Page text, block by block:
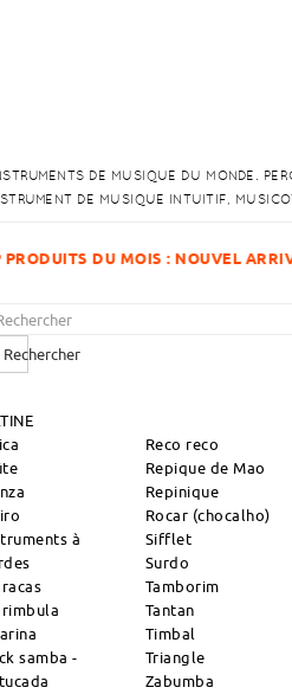
DE MUSIQUE DU MONDE.
DE MUSIQUE INTUITIF,
DE BOLS CHANTANTS !
Rechercher
à
samba -
Reco reco
Repique de Mao
Repinique
Rocar (chocalho)
Sifflet
Surdo
Tamborim
Tantan
Timbal
Triangle
Zabumba